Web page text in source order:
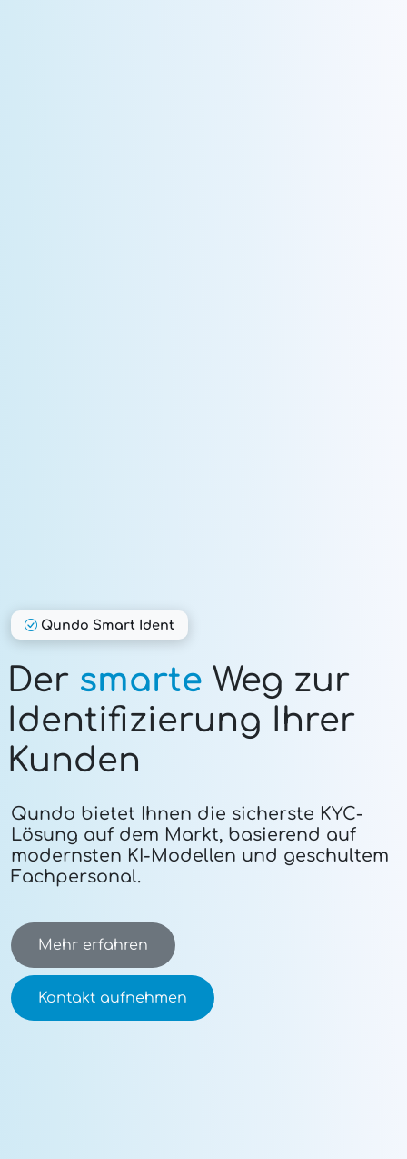
Qundo Smart Ident
Der smarte Weg zur
Identifizierung Ihrer
Kunden
Qundo bietet Ihnen die sicherste KYC-
Lösung auf dem Markt, basierend auf
modernsten KI-Modellen und geschultem
Fachpersonal.
Mehr erfahren
Kontakt aufnehmen